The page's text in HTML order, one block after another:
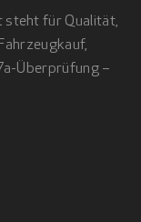
steht für Qualität,
Überprüfung –